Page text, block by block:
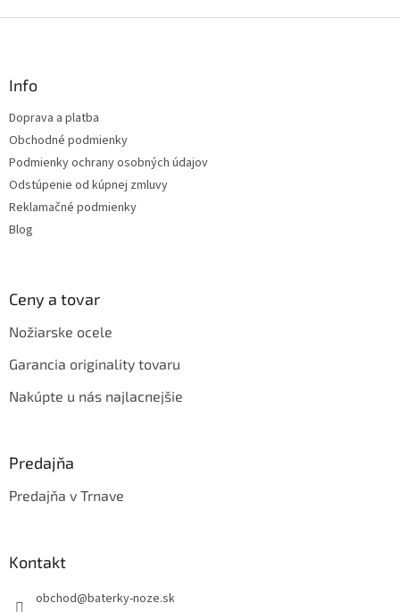
l
r
Info
Doprava a platba
Obchodné podmienky
Podmienky ochrany osobných údajov
Odstúpenie od kúpnej zmluvy
Reklamačné podmienky
Blog
Ceny a tovar
Nožiarske ocele
Garancia originality tovaru
Nakúpte u nás najlacnejšie
Predajňa
Predajňa v Trnave
Kontakt
obchod@baterky-noze.sk